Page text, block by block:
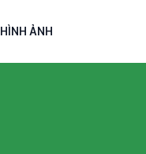
HÌNH ẢNH